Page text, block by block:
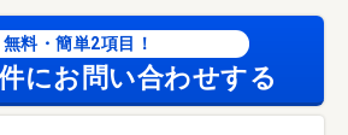
無料・簡単2項目！
にお問い合わせする